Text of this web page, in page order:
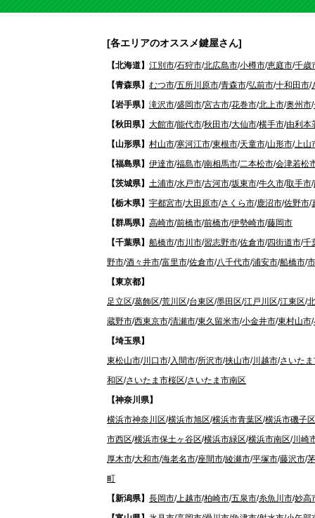
[各エリアのオススメ鍵屋さん]
【北海道】 江別市/石狩市/北広島市/小樽市/恵庭市/千歳
【青森県】 むつ市/五所川原市/青森市/弘前市/十和田市/
【岩手県】 滝沢市/盛岡市/宮古市/花巻市/北上市/奥州市/
【秋田県】 大館市/能代市/秋田市/大仙市/横手市/由利本
【山形県】 村山市/寒河江市/東根市/天童市/山形市/上山
【福島県】 伊達市/福島市/南相馬市/二本松市/会津若松
【茨城県】 土浦市/水戸市/古河市/坂東市/牛久市/取手市/
【栃木県】 宇都宮市/大田原市/さくら市/鹿沼市/佐野市/
【群馬県】 高崎市/前橋市/前橋市/伊勢崎市/藤岡市
【千葉県】 船橋市/市川市/習志野市/佐倉市/四街道市/千
野市/酒々井市/富里市/佐倉市/八千代市/浦安市/船橋市/
【東京都】
足立区/葛飾区/荒川区/台東区/墨田区/江戸川区/江東区/
蔵野市/西東京市/清瀬市/東久留米市/小金井市/東村山市/
【埼玉県】
東松山市/川口市/入間市/所沢市/挟山市/川越市/さいた
和区/さいたま市桜区/さいたま市南区
【神奈川県】
横浜市神奈川区/横浜市旭区/横浜市青葉区/横浜市磯子区
市西区/横浜市保土ヶ谷区/横浜市緑区/横浜市南区/川崎
厚木市/大和市/海老名市/座間市/綾瀬市/平塚市/藤沢市/
町
【新潟県】 長岡市/上越市/柏崎市/五泉市/糸魚川市/妙高